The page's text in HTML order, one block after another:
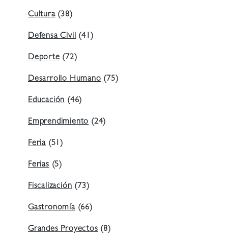
Cultura(38)
Defensa Civil (41)
Deporte (72)
Desarrollo Humano (75)
Educación (46)
Emprendimiento (24)
Feria (51)
Ferias (5)
Fiscalización (73)
Gastronomía(66)
Grandes Proyectos (8)